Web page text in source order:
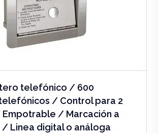
telefónico / 600
/ Control para 2
/ Marcación a
/ Linea digital o análoga